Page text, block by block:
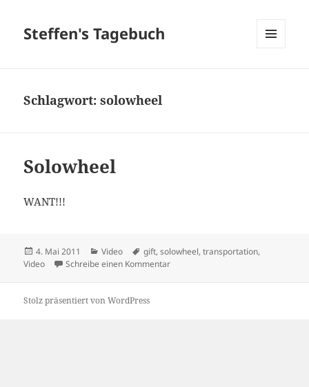
Steffen's Tagebuch
Schlagwort:solowheel
Solowheel
WANT!!!
Veröffentlicht
am
4. Mai 2011 Kategorien
Video Schlagwörter
gift,solowheel,transportation,
Video
Schreibe einen Kommentarzu Solowheel
Stolz präsentiert von WordPress